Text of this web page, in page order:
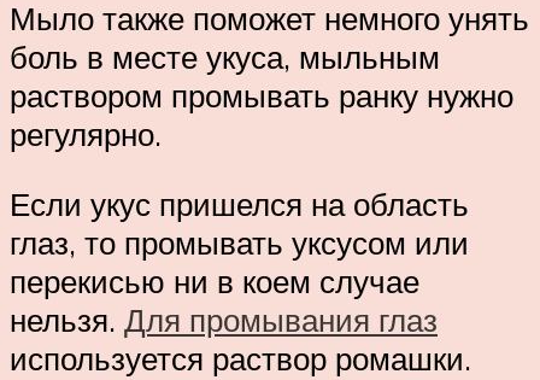
Мыло также поможет немного унять
боль в месте укуса, мыльным
раствором промывать ранку нужно
регулярно.
Если укус пришелся на область
глаз, то промывать уксусом или
перекисью ни в коем случае
нельзя. Для промывания глаз
используется раствор ромашки.